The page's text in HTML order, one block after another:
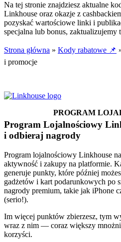
Na tej stronie znajdziesz aktualne
Linkhouse oraz okazje z
pozyskać wartościowe linki i
specjalna lub bonus, zaktualizujemy
Strona główna » Kody rabatowe 📌
i promocje
PROGRAM
Program Lojalnościowy
i odbieraj nagrody
Program lojalnościowy Linkhouse
aktywność i zakupy na platformie.
generuje punkty, które później
gadżetów i kart podarunkowych po
nagrody premium, takie jak iPhone
(serio!).
Im więcej punktów zbierzesz, tym
wraz z nim — coraz większy
korzyści.